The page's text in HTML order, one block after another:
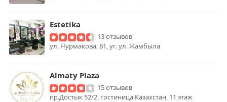
Estetika
13 отзывов
ул. Нурмакова, 81, уг. ул. Жамбыла
Almaty Plaza
15 отзывов
пр.Достык 52/2, гостиница Казахстан, 11 этаж